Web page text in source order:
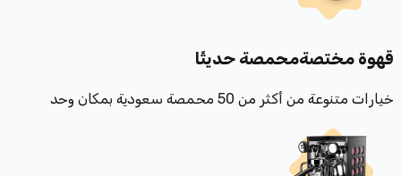
قهوة مختصةمحمصة حديثًا
خيارات متنوعة من أكثر من 50 محمصة سعودية بمكان وحد